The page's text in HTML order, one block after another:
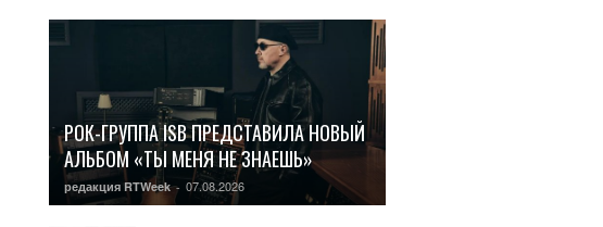
РОК-ГРУППА ISB ПРЕДСТАВИЛА НОВЫЙ
АЛЬБОМ «ТЫ МЕНЯ НЕ ЗНАЕШЬ»
редакция RTWeek - 07.08.2026